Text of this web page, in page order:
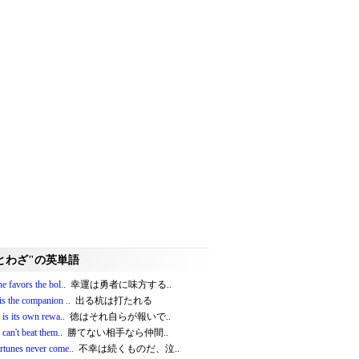
わざ"の英単語
favors the bol.. 幸運は勇者に味方する..
the companion .. 出る杭は打たれる
its own rewa.. 徳はそれ自らが報いで..
beat them.. 勝てない相手なら仲間..
never come.. 不幸は続くものだ、泣..